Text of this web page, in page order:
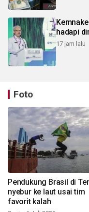
hadapi
17 jam lalu
Foto
Pendukung Brasil di
nyebur ke laut usai tim
favorit kalah